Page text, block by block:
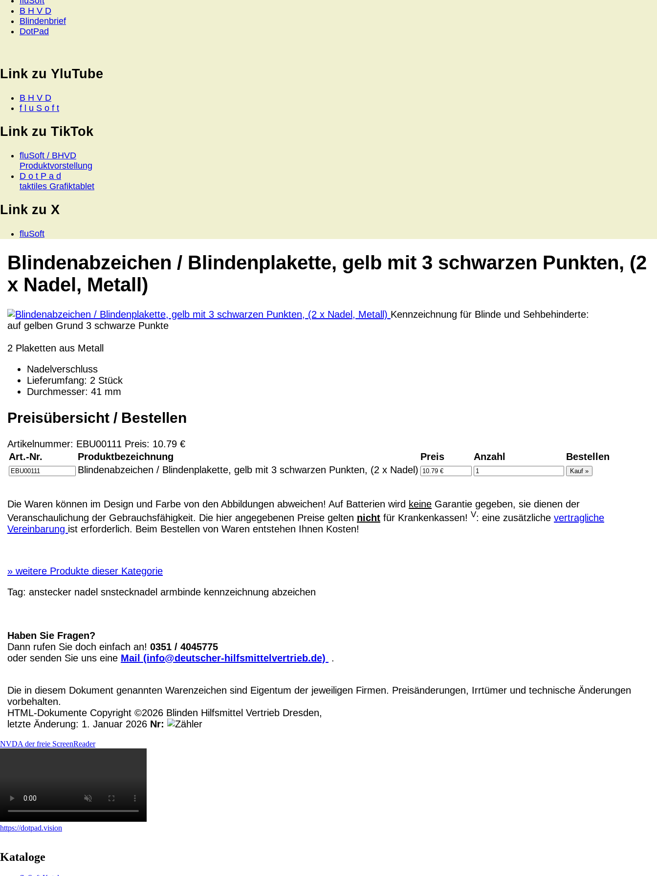
B H V D
Blindenbrief
DotPad
Link zu YluTube
B H V D
f l u S o f t
Link zu TikTok
fluSoft / BHVD
Produktvorstellung
D o t P a d
taktiles Grafiktablet
Link zu X
fluSoft
Blindenabzeichen / Blindenplakette, gelb mit 3 schwarzen Punkten, (2
x Nadel, Metall)
Kennzeichnung für Blinde und Sehbehinderte:
auf gelben Grund 3 schwarze Punkte
2 Plaketten aus Metall
Nadelverschluss
Lieferumfang: 2 Stück
Durchmesser: 41 mm
Preisübersicht / Bestellen
Artikelnummer: EBU00111 Preis: 10.79 €
Art.-Nr.
Produktbezeichnung Preis Anzahl
Bestellen
Blindenabzeichen / Blindenplakette, gelb mit 3 schwarzen Punkten, (2 x Nadel)
Die Waren können im Design und Farbe von den Abbildungen abweichen! Auf Batterien wird keine Garantie gegeben, sie dienen der
Veranschaulichung der Gebrauchsfähigkeit. Die hier angegebenen Preise gelten nicht für Krankenkassen! V: eine zusätzliche vertragliche
Vereinbarung ist erforderlich. Beim Bestellen von Waren entstehen Ihnen Kosten!
» weitere Produkte dieser Kategorie
Tag: anstecker nadel snstecknadel armbinde kennzeichnung abzeichen
Haben Sie Fragen?
Dann rufen Sie doch einfach an! 0351 / 4045775
oder senden Sie uns eine Mail (info@deutscher-hilfsmittelvertrieb.de) .
Die in diesem Dokument genannten Warenzeichen sind Eigentum der jeweiligen Firmen. Preisänderungen, Irrtümer und technische Änderungen
vorbehalten.
HTML-Dokumente Copyright ©2026 Blinden Hilfsmittel Vertrieb Dresden,
letzte Änderung: 1. Januar 2026 Nr:
NVDA der freie ScreenReader
https://dotpad.vision
Kataloge